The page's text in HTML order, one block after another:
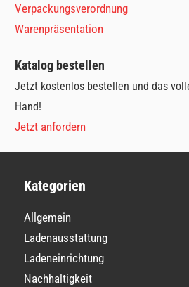
Verpackungsverordnung
Warenpräsentation
Katalog bestellen
Jetzt kostenlos bestellen und das
Hand!
Jetzt anfordern
Kategorien
Allgemein
Ladenausstattung
Ladeneinrichtung
Nachhaltigkeit